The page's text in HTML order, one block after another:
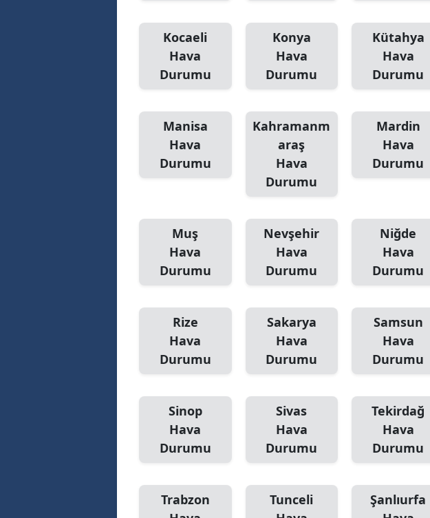
Kocaeli
Hava
Durumu
Konya
Hava
Durumu
Kütahya
Hava
Durumu
Manisa
Hava
Durumu
Kahramanm
araş
Hava
Durumu
Mardin
Hava
Durumu
Muş
Hava
Durumu
Nevşehir
Hava
Durumu
Niğde
Hava
Durumu
Rize
Hava
Durumu
Sakarya
Hava
Durumu
Samsun
Hava
Durumu
Sinop
Hava
Durumu
Sivas
Hava
Durumu
Tekirdağ
Hava
Durumu
Trabzon
Tunceli
Şanlıurfa